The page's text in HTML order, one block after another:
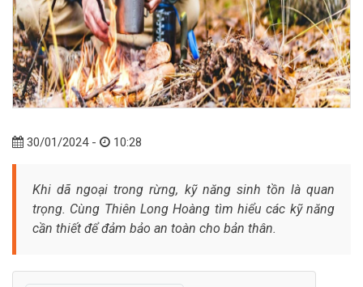
30/01/2024 - 10:28
Khi dã ngoại trong rừng, kỹ năng sinh tồn là quan
trọng. Cùng Thiên Long Hoàng tìm hiểu các kỹ năng
cần thiết để đảm bảo an toàn cho bản thân.